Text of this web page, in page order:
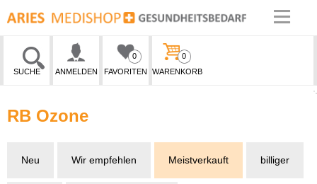
SUCHE ANMELDEN FAVORITEN
0
WARENKORB
0
RB Ozone
Neu Wir empfehlen Meistverkauft billiger